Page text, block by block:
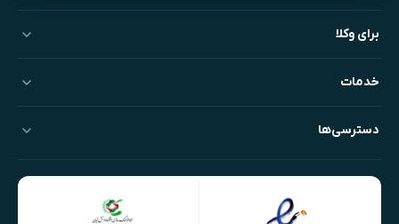
برای وکلا
خدمات
دسترسی‌ها